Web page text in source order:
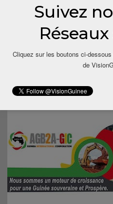
Suivez
Cliquez sur les boutons ci-
de